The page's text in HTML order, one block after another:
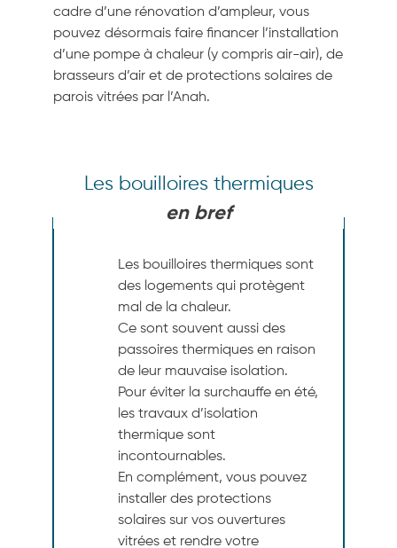
cadre d’une rénovation d’ampleur, vous
pouvez désormais faire financer l’installation
d’une pompe à chaleur (y compris air-air), de
brasseurs d’air et de protections solaires de
parois vitrées par l’Anah.
Les bouilloires thermiques
en bref
Les bouilloires thermiques sont
des logements qui protègent
mal de la chaleur.
Ce sont souvent aussi des
passoires thermiques en raison
de leur mauvaise isolation.
Pour éviter la surchauffe en été,
les travaux d’isolation
thermique sont
incontournables.
En complément, vous pouvez
installer des protections
solaires sur vos ouvertures
vitrées et rendre votre